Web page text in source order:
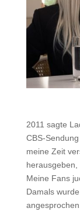
2011 sagte
CBS-
meine Zeit
Meine Fans
Damals